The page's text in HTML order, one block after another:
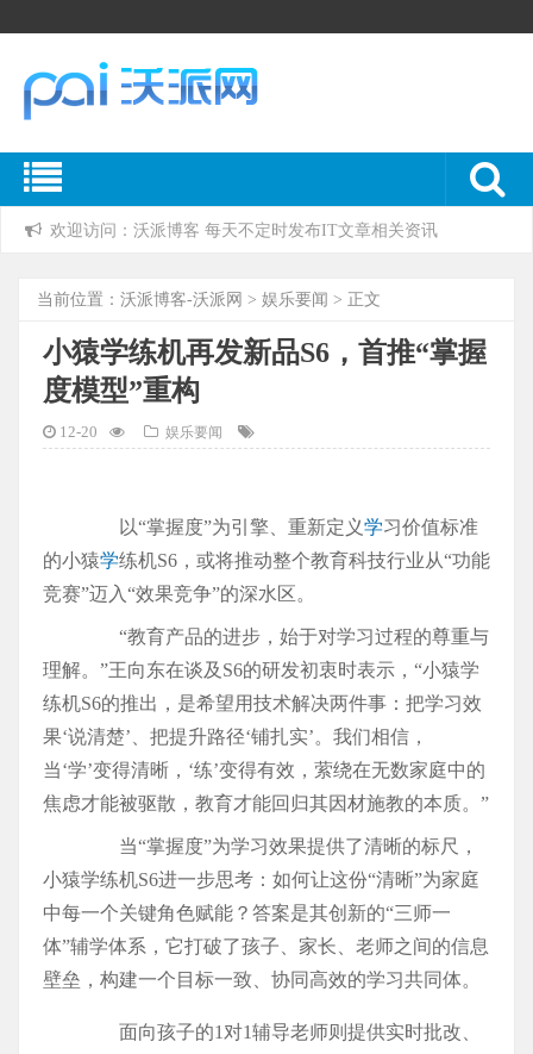
欢迎访问：沃派博客 每天不定时发布IT文章相关资讯
当前位置： 沃派博客-沃派网 > 娱乐要闻 > 正文
小猿学练机再发新品S6，首推“掌握
度模型”重构
12-20 娱乐要闻
以“掌握度”为引擎、重新定义学习价值标准
的小猿学练机S6，或将推动整个教育科技行业从“功能
竞赛”迈入“效果竞争”的深水区。
“教育产品的进步，始于对学习过程的尊重与
理解。”王向东在谈及S6的研发初衷时表示，“小猿学
练机S6的推出，是希望用技术解决两件事：把学习效
果‘说清楚’、把提升路径‘铺扎实’。我们相信，
当‘学’变得清晰，‘练’变得有效，萦绕在无数家庭中的
焦虑才能被驱散，教育才能回归其因材施教的本质。”
当“掌握度”为学习效果提供了清晰的标尺，
小猿学练机S6进一步思考：如何让这份“清晰”为家庭
中每一个关键角色赋能？答案是其创新的“三师一
体”辅学体系，它打破了孩子、家长、老师之间的信息
壁垒，构建一个目标一致、协同高效的学习共同体。
面向孩子的1对1辅导老师则提供实时批改、